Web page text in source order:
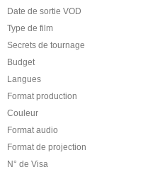
Date de sortie VOD
Type de film
Secrets de tournage
Budget
Langues
Format production
Couleur
Format audio
Format de projection
N° de Visa